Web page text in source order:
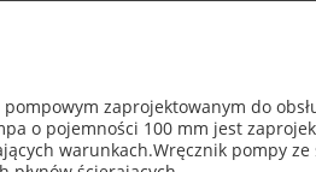
zaprojektowanym do
o pojemności 100 mm jest
warunkach.Wręcznik pompy